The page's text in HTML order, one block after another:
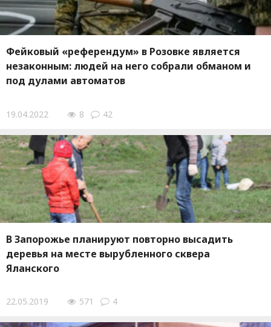
Фейковый «референдум» в Розовке является
незаконным: людей на него собрали обманом и
под дулами автоматов
19.04.2022 8 42
В Запорожье планируют повторно высадить
деревья на месте вырубленного сквера
Яланского
22.05.2019 571 4